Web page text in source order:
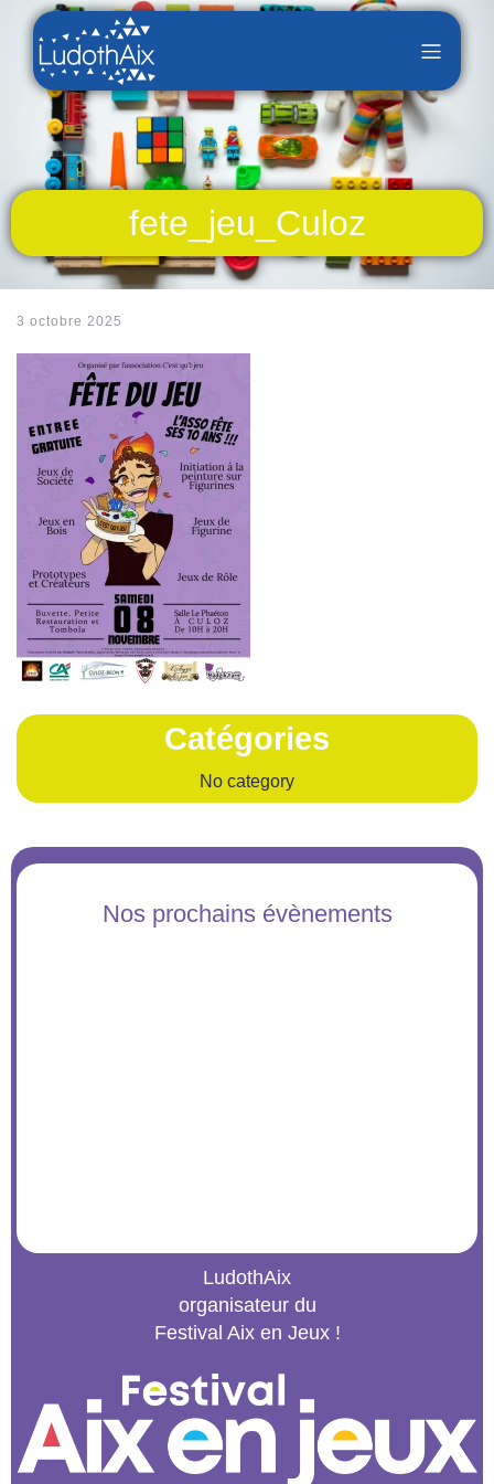
fete_jeu_Culoz
3 octobre 2025
Catégories
No category
Nos prochains évènements
LudothAix
organisateur du
Festival Aix en Jeux !